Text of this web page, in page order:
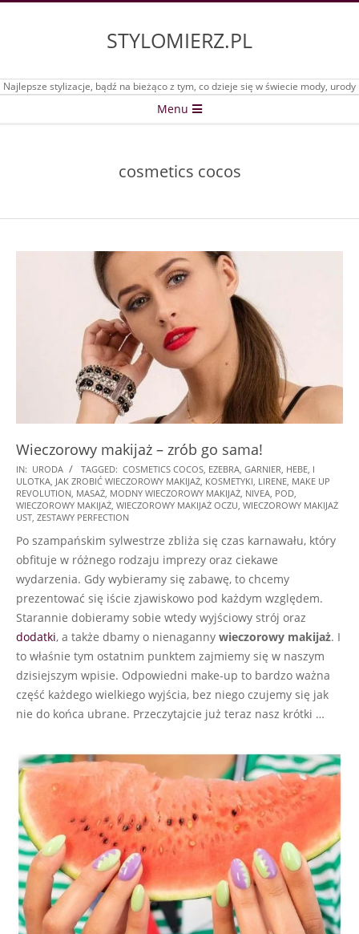
STYLOMIERZ.PL
Najlepsze stylizacje, bądź na bieżąco z tym, co dzieje się w świecie mody, urody
Menu
cosmetics cocos
Wieczorowy makijaż – zrób go sama!
2024-
11-
17
IN: URODA TAGGED: COSMETICS COCOS EZEBRA GARNIER HEBE I
ULOTKA JAK ZROBIĆ WIECZOROWY MAKIJAŻ KOSMETYKI LIRENE MAKE UP
REVOLUTION MASAŻ MODNY WIECZOROWY MAKIJAŻ NIVEA POD
WIECZOROWY MAKIJAŻ WIECZOROWY MAKIJAŻ OCZU WIECZOROWY MAKIJAŻ
UST ZESTAWY PERFECTION
Po szampańskim sylwestrze zbliża się czas karnawału, który
obfituje w różnego rodzaju imprezy oraz ciekawe
wydarzenia. Gdy wybieramy się zabawę, to chcemy
prezentować się iście zjawiskowo pod każdym względem.
Starannie dobieramy sobie wtedy wyjściowy strój oraz
dodatki, a także dbamy o nienaganny wieczorowy makijaż. I
to właśnie tym ostatnim punktem zajmiemy się w naszym
dzisiejszym wpisie. Odpowiedni make-up to bardzo ważna
część każdego wielkiego wyjścia, bez niego czujemy się jak
nie do końca ubrane. Przeczytajcie już teraz nasz krótki …